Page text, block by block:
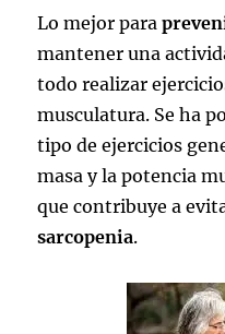
Lo mejor para
mantener una
todo realizar
musculatura. Se ha
tipo de ejercicios
masa y la potencia
que contribuye a
sarcopenia.